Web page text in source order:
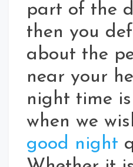
part of the
then you
about the
near your
night time
when we
good night